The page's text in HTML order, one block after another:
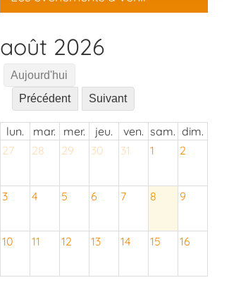
août 2026
Aujourd'hui
Précédent
Suivant
lun. mar. mer. jeu. ven. sam. dim.
27
28 29 30 31 1 2
3 4 5 6 7 8 9
10 11 12 13 14 15 16